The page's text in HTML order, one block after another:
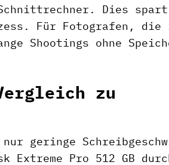
Dies
Für Fotografen, die
Shootings ohne
zu
geringe
Extreme Pro 512 GB